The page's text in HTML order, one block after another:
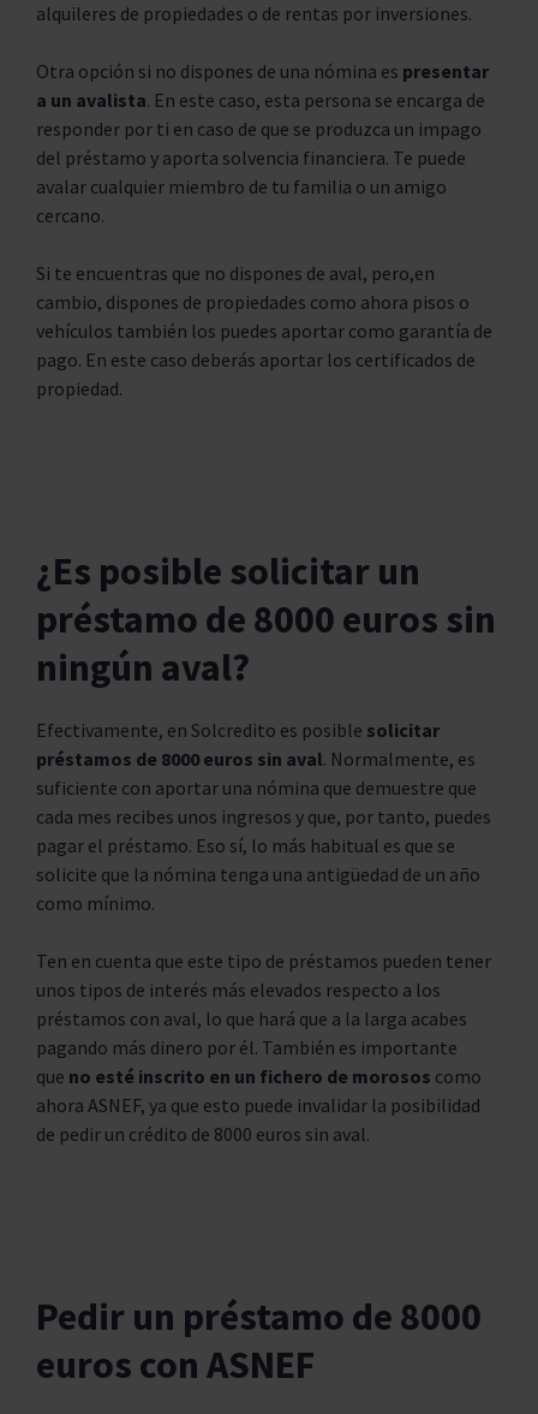
alquileres de propiedades o de rentas por inversiones.
Otra opción si no dispones de una nómina es presentar
a un avalista. En este caso, esta persona se encarga de
responder por ti en caso de que se produzca un impago
del préstamo y aporta solvencia financiera. Te puede
avalar cualquier miembro de tu familia o un amigo
cercano.
Si te encuentras que no dispones de aval, pero,en
cambio, dispones de propiedades como ahora pisos o
vehículos también los puedes aportar como garantía de
pago. En este caso deberás aportar los certificados de
propiedad.
¿Es posible solicitar un
préstamo de 8000 euros sin
ningún aval?
Efectivamente, en Solcredito es posible solicitar
préstamos de 8000 euros sin aval. Normalmente, es
suficiente con aportar una nómina que demuestre que
cada mes recibes unos ingresos y que, por tanto, puedes
pagar el préstamo. Eso sí, lo más habitual es que se
solicite que la nómina tenga una antigüedad de un año
como mínimo.
Ten en cuenta que este tipo de préstamos pueden tener
unos tipos de interés más elevados respecto a los
préstamos con aval, lo que hará que a la larga acabes
pagando más dinero por él. También es importante
que no esté inscrito en un fichero de morosos como
ahora ASNEF, ya que esto puede invalidar la posibilidad
de pedir un crédito de 8000 euros sin aval.
Pedir un préstamo de 8000
euros con ASNEF